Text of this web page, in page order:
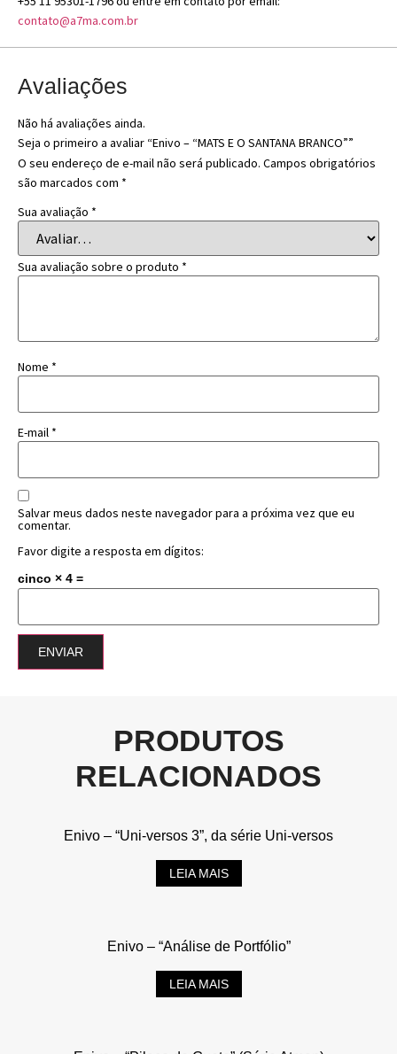
contato@a7ma.com.br
Avaliações
Não há avaliações ainda.
Seja o primeiro a avaliar “Enivo – “MATS E O SANTANA BRANCO””
O seu endereço de e-mail não será publicado. Campos obrigatórios
são marcados com *
Sua avaliação *
Sua avaliação sobre o produto *
Nome *
E-mail *
Salvar meus dados neste navegador para a próxima vez que eu
comentar.
Favor digite a resposta em dígitos:
cinco × 4 =
PRODUTOS
RELACIONADOS
Enivo – “Uni-versos 3”, da série Uni-versos
LEIA MAIS
Enivo – “Análise de Portfólio”
LEIA MAIS